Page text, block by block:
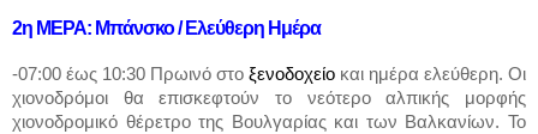
2η ΜΕΡΑ: Μπάνσκο / Ελεύθερη Ημέρα
-07:00 έως 10:30 Πρωινό στο ξενοδοχείο και ημέρα ελεύθερη. Οι
χιονοδρόμοι θα επισκεφτούν το νεότερο αλπικής μορφής
χιονοδρομικό θέρετρο της Βουλγαρίας και των Βαλκανίων. Το